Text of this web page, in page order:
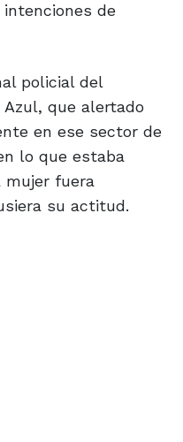
de
policial del
que alertado
en ese sector de
lo que estaba
mujer fuera
su actitud.